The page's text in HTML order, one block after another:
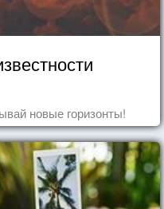
новые горизонты!